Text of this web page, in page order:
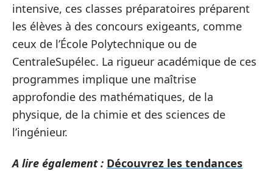
intensive, ces classes préparatoires préparent
les élèves à des concours exigeants, comme
ceux de l’École Polytechnique ou de
CentraleSupélec. La rigueur académique de ces
programmes implique une maîtrise
approfondie des mathématiques, de la
physique, de la chimie et des sciences de
l’ingénieur.
A lire également : Découvrez les tendances